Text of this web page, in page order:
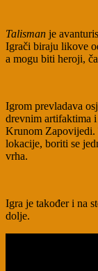
Talisman je
Igrači biraju likove
a mogu biti heroji,
Igrom prevladava
drevnim artifaktima
Krunom Zapovijedi.
lokacije, boriti se
vrha.
Igra je također i na
dolje.